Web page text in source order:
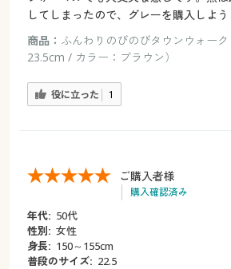
してしまったので、グレーを購入しよう
商品： ふんわりのびのびタウンウォー
23.5cm / カラー：ブラウン）
役に立った 1
ご購入者様
購入確認済み
年代: 50代
性別: 女性
身長: 150～155cm
普段のサイズ: 22.5